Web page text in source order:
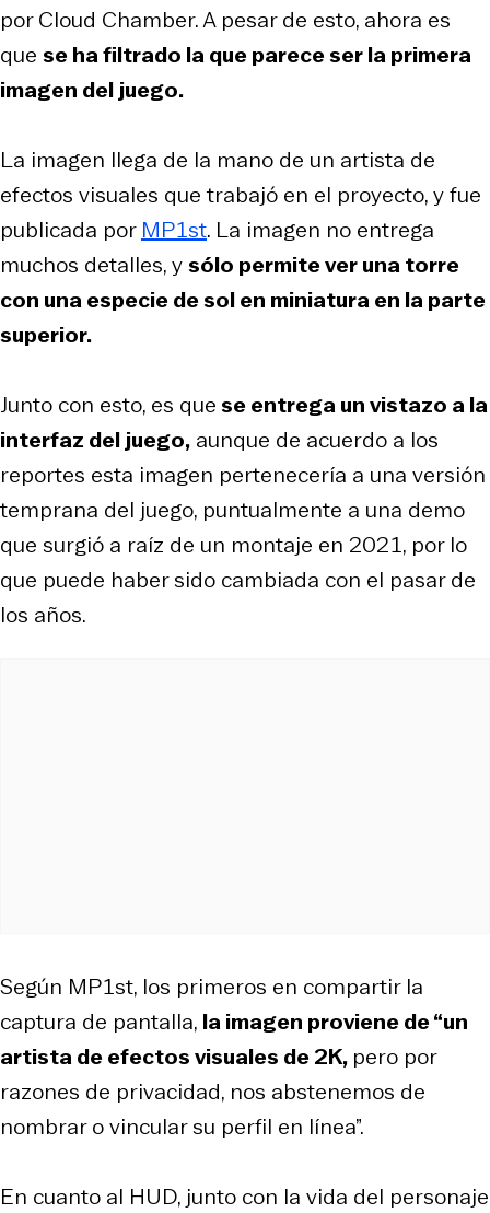
por Cloud Chamber. A pesar de esto, ahora es
que se ha filtrado la que parece ser la primera
imagen del juego.
La imagen llega de la mano de un artista de
efectos visuales que trabajó en el proyecto, y fue
publicada por MP1st. La imagen no entrega
muchos detalles, ysólo permite ver una torre
con una especie de sol en miniatura en la parte
superior.
Junto con esto, es quese entrega un vistazo a la
interfaz del juego, aunque de acuerdo a los
reportes esta imagen pertenecería a una versión
temprana del juego, puntualmente a una demo
que surgió a raíz de un montaje en 2021, por lo
que puede haber sido cambiada con el pasar de
los años.
Según MP1st, los primeros en compartir la
captura de pantalla, la imagen proviene de “un
artista de efectos visuales de 2K, pero por
razones de privacidad, nos abstenemos de
nombrar o vincular su perfil en línea”.
En cuanto al HUD, junto con la vida del personaje